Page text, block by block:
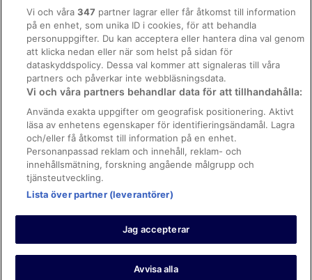
Regler och villkor för Vrbo
Tillgänglighetsanpassning
Juridisk information/Kontakta oss
Riktlinjer för innehåll och anmäla innehåll
Hjälp
Kontakta oss
Avboka eller ändra din bokning
Boka ett flyg med flygbolagskredit
Återbetalningsprocess och tidslinjer
© 2026 Expedia, Inc., ett företag inom Expedia Group.
https://www.expediagroup.com/ Med ensamrätt. MrJet är ett
varumärke eller registrerat varumärke som tillhör Expedia, Inc.
Vi och våra347 partner lagrar eller får åtkomst till information
på en enhet, som unika ID i cookies, för att behandla
personuppgifter. Du kan acceptera eller hantera dina val genom
att klicka nedan eller när som helst på sidan för
dataskyddspolicy. Dessa val kommer att signaleras till våra
partners och påverkar inte webbläsningsdata.
Vi och våra partners behandlar data för att tillhandahålla:
Använda exakta uppgifter om geografisk positionering. Aktivt
läsa av enhetens egenskaper för identifieringsändamål. Lagra
och/eller få åtkomst till information på en enhet.
Personanpassad reklam och innehåll, reklam- och
innehållsmätning, forskning angående målgrupp och
tjänsteutveckling.
Lista över partner (leverantörer)
Jag accepterar
Avvisa alla